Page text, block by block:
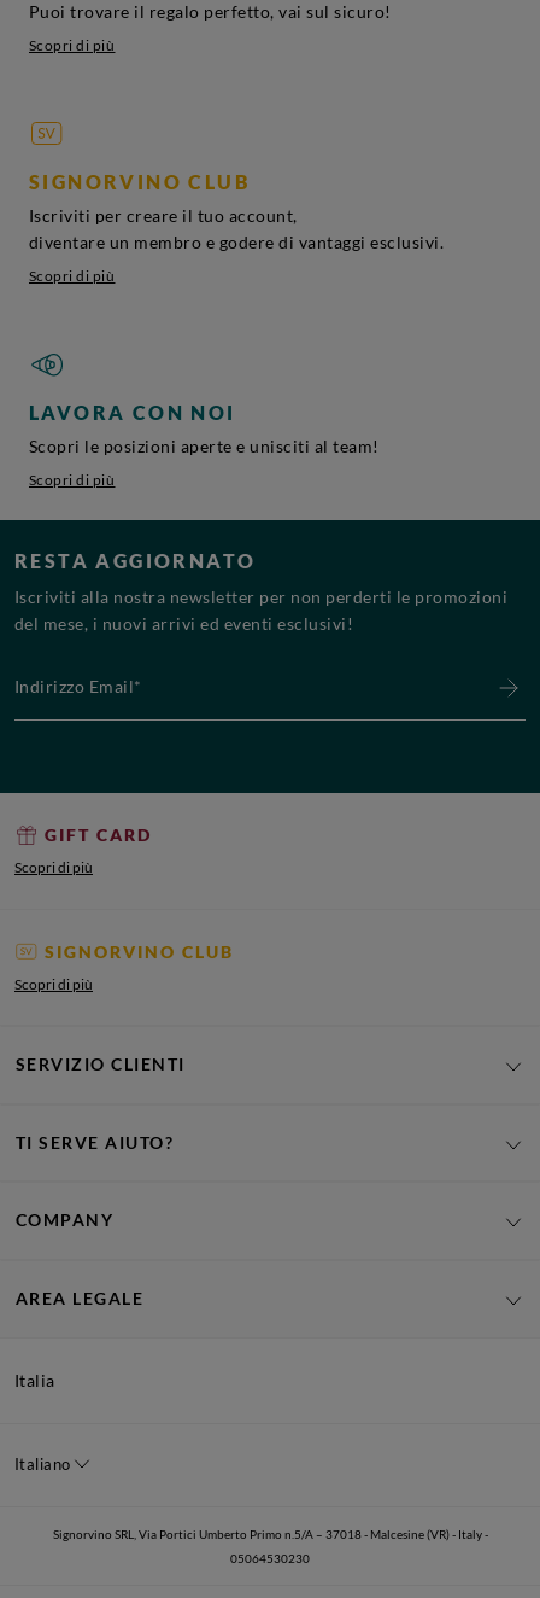
Puoi trovare il regalo perfetto, vai sul sicuro!
Scopri di più
SIGNORVINO CLUB
Iscriviti per creare il tuo account,
diventare un membro e godere di vantaggi esclusivi.
Scopri di più
LAVORA CON NOI
Scopri le posizioni aperte e unisciti al team!
Scopri di più
RESTA AGGIORNATO
Iscriviti alla nostra newsletter per non perderti le promozioni
del mese, i nuovi arrivi ed eventi esclusivi!
GIFT CARD
Scopri di più
SIGNORVINO CLUB
Scopri di più
SERVIZIO CLIENTI
TI SERVE AIUTO?
COMPANY
AREA LEGALE
Italia
Italiano
Signorvino SRL, Via Portici Umberto Primo n.5/A – 37018 - Malcesine (VR) - Italy -
05064530230